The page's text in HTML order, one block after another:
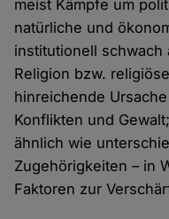
meist Kämpfe um
natürliche und
institutionell schwach
Religion bzw.
hinreichende
Konflikten und
ähnlich wie
Zugehörigkeiten – in
Faktoren zur